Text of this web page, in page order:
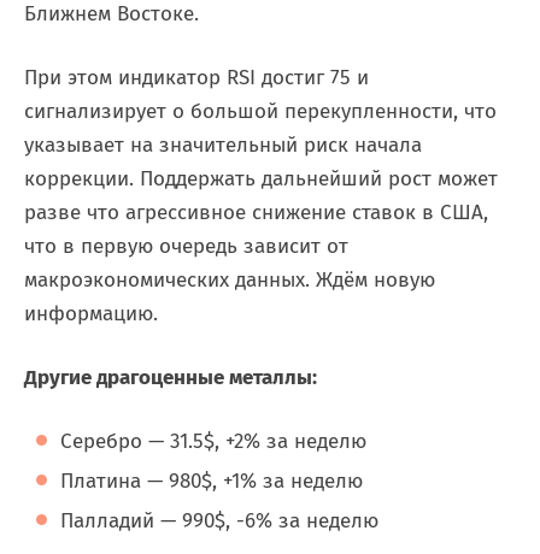
Ближнем Востоке.
При этом индикатор RSI достиг 75 и
сигнализирует о большой перекупленности, что
указывает на значительный риск начала
коррекции. Поддержать дальнейший рост может
разве что агрессивное снижение ставок в США,
что в первую очередь зависит от
макроэкономических данных. Ждём новую
информацию.
Другие драгоценные металлы:
Серебро — 31.5$, +2% за неделю
Платина — 980$, +1% за неделю
Палладий — 990$, -6% за неделю